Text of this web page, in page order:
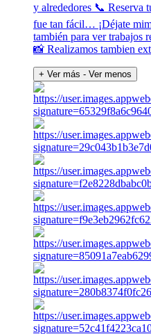
y alrededores 📞 Reserva
fue tan fácil… ¡Déjate
también para ver trabajos
📸 Realizamos tambien
+ Ver más - Ver menos